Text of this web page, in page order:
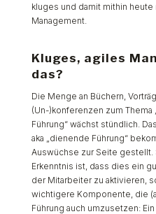
kluges und damit mithin
Management.
Kluges, agiles
das?
Die Menge an Büchern,
(Un-)konferenzen zum Thema
Führung“ wächst stündlich.
aka „dienende Führung“
Auswüchse zur Seite gestellt.
Erkenntnis ist, dass dies ein
der Mitarbeiter zu aktivieren,
wichtigere Komponente, die
Führung auch umzusetzen: